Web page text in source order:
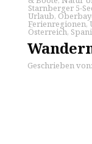
Starnberger 5-
Urlaub,
Ferienregionen,
Österreich,
Geschrieben von: